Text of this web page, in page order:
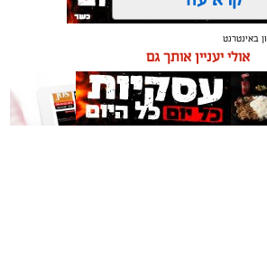
לנציגי בעלי כלי השייט במרינה
הכוללת שדרוג התשתיות, חיזוק
באינטרנט
אולי יעניין אותך גם